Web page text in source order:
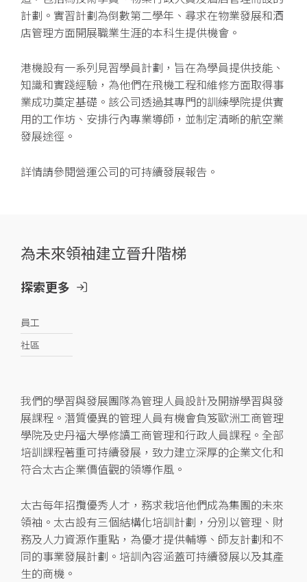
計劃。實習計劃為倒數第二學年、尋求在物業發展和酒
店管理方面開展職業生涯的本科生提供機會。
港機設有一系列見習學員計劃，旨在為學員提供技能、
知識和實踐經驗，為他們在飛機工程和維修方面取得事
業成功奠定基礎。該公司透過其專門的訓練學院提供實
用的工作坊、安排行內專業導師，並制定清晰的航空業
發展途徑。
詳情請參閱營運公司的可持續發展報告。
為未來領袖建立晉升階梯
探索更多
員工
社區
我們的學習與發展團隊為管理人員設計及開辦學習與發
展課程。潛質優異的管理人員有機會負笈歐洲工商管理
學院及史丹福大學修讀工商管理和行政人員課程。全部
培訓課程著重可持續發展，致力建立深厚的企業文化和
符合太古企業價值觀的領導作風。
太古每年招攬優秀人才，務求栽培他們成為集團的未來
領袖。太古設有三個結構化培訓計劃，分別以管理、財
務及人力資源作重點，為優才提供輔導、師友計劃和不
同的事業發展計劃。培訓內容涵蓋可持續發展以及其產
生的商機。